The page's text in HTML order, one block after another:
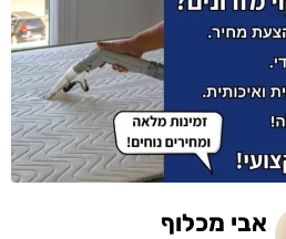
אבי מכלוף